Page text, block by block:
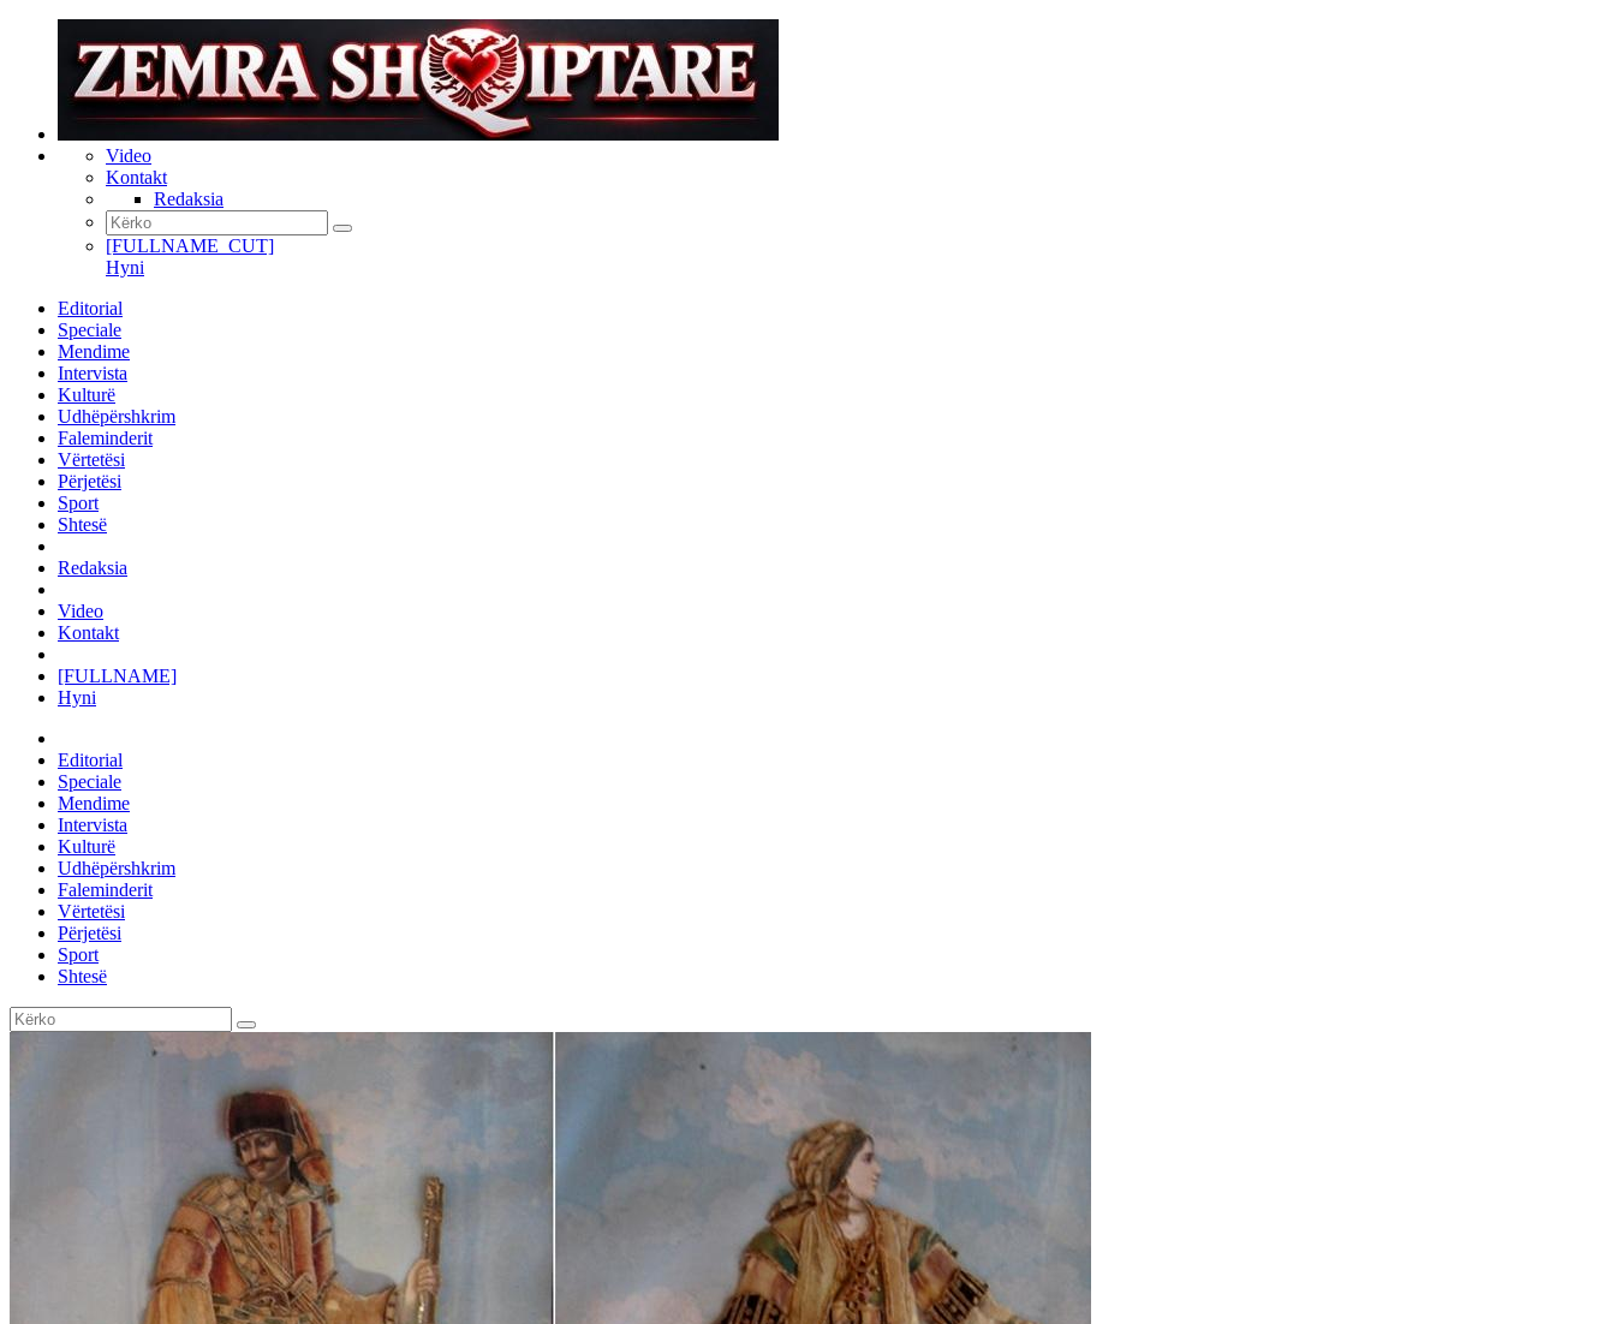
Video
Kontakt
Redaksia
[FULLNAME_CUT]
Hyni
Editorial
Speciale
Mendime
Intervista
Kulturë
Udhëpërshkrim
Faleminderit
Vërtetësi
Përjetësi
Sport
Shtesë
Redaksia
Video
Kontakt
[FULLNAME]
Hyni
Editorial
Speciale
Mendime
Intervista
Kulturë
Udhëpërshkrim
Faleminderit
Vërtetësi
Përjetësi
Sport
Shtesë